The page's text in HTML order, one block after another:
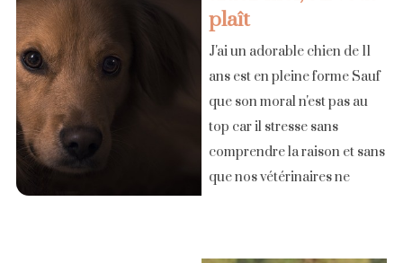
plaît
J'ai un adorable chien de 11
ans est en pleine forme Sauf
que son moral n'est pas au
top car il stresse sans
comprendre la raison et sans
que nos vétérinaires ne